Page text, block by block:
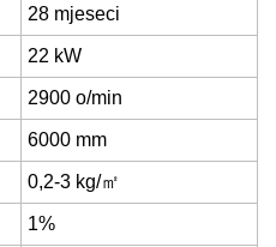
28 mjeseci
22 kW
2900 o/min
6000 mm
0,2-3 kg/㎡
1%